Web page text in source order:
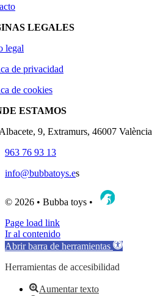
LEGALES
legal
de privacidad
de cookies
ESTAMOS
9, Extramurs, 46007 València
963 76 93 13
info@bubbatoys.es
© 2026 • Bubba toys •
Page load link
Ir al contenido
Abrir barra de herramientas
Herramientas de accesibilidad
Aumentar texto